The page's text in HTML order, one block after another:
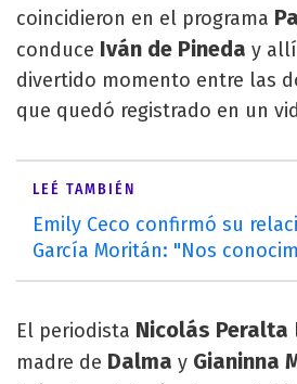
coincidieron en el programa
conduce Iván de Pineda y
divertido momento entre las
que quedó registrado en un
LEÉ TAMBIÉN
Emily Ceco confirmó su
García Moritán: "Nos
El periodista Nicolás Peralta
madre de Dalma y Gianinna